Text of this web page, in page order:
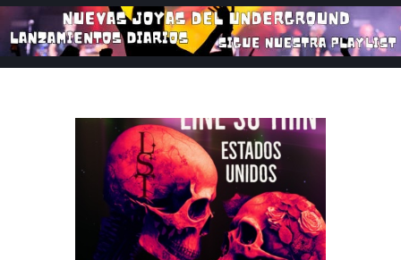
VIDEOS
CONTACTO